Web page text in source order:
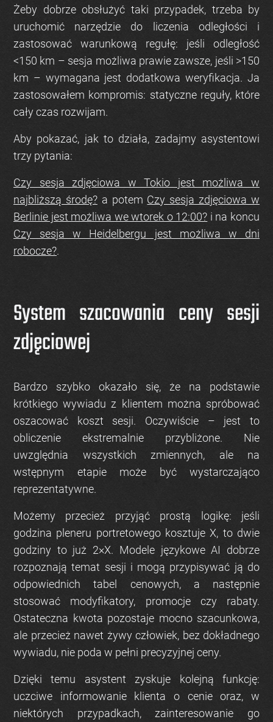
Żeby dobrze obsłużyć taki przypadek, trzeba by
uruchomić narzędzie do liczenia odległości i
zastosować warunkową regułę: jeśli odległość
<150 km – sesja możliwa prawie zawsze, jeśli >150
km – wymagana jest dodatkowa weryfikacja. Ja
zastosowałem kompromis: statyczne reguły, które
cały czas rozwijam.
Aby pokazać, jak to działa, zadajmy asystentowi
trzy pytania:
Czy sesja zdjęciowa w Tokio jest możliwa w
najbliższą środę?a potem Czy sesja zdjęciowa w
Berlinie jest możliwa we wtorek o 12:00? i na koncu
Czy sesja w Heidelbergu jest możliwa w dni
robocze?.
System szacowania ceny sesji
zdjęciowej
Bardzo szybko okazało się, że na podstawie
krótkiego wywiadu z klientem można spróbować
oszacować koszt sesji. Oczywiście – jest to
obliczenie ekstremalnie przybliżone. Nie
uwzględnia wszystkich zmiennych, ale na
wstępnym etapie może być wystarczająco
reprezentatywne.
Możemy przecież przyjąć prostą logikę: jeśli
godzina pleneru portretowego kosztuje X, to dwie
godziny to już 2×X. Modele językowe AI dobrze
rozpoznają temat sesji i mogą przypisywać ją do
odpowiednich tabel cenowych, a następnie
stosować modyfikatory, promocje czy rabaty.
Ostateczna kwota pozostaje mocno szacunkowa,
ale przecież nawet żywy człowiek, bez dokładnego
wywiadu, nie poda w pełni precyzyjnej ceny.
Dzięki temu asystent zyskuje kolejną funkcję:
uczciwe informowanie klienta o cenieoraz, w
niektórych przypadkach, zainteresowanie go